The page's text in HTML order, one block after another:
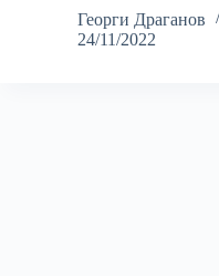
Георги Драганов
24/11/2022